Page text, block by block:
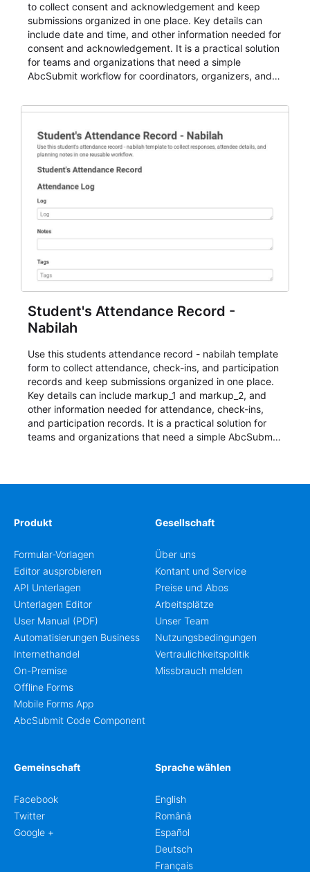
to collect consent and acknowledgement and keep
submissions organized in one place. Key details can
include date and time, and other information needed for
consent and acknowledgement. It is a practical solution
for teams and organizations that need a simple
AbcSubmit workflow for coordinators, organizers, and
Student's Attendance Record -
Nabilah
Use this students attendance record - nabilah template
form to collect attendance, check-ins, and participation
records and keep submissions organized in one place.
Key details can include markup_1 and markup_2, and
other information needed for attendance, check-ins,
and participation records. It is a practical solution for
teams and organizations that need a simple AbcSubmit
Produkt
Formular-Vorlagen
Editor ausprobieren
API Unterlagen
Unterlagen Editor
User Manual (PDF)
Automatisierungen Business
Internethandel
On-Premise
Offline Forms
Mobile Forms App
AbcSubmit Code Component
Gesellschaft
Über uns
Kontant und Service
Preise und Abos
Arbeitsplätze
Unser Team
Nutzungsbedingungen
Vertraulichkeitspolitik
Missbrauch melden
Gemeinschaft
Facebook
Twitter
Google +
Sprache wählen
English
Română
Español
Deutsch
Français